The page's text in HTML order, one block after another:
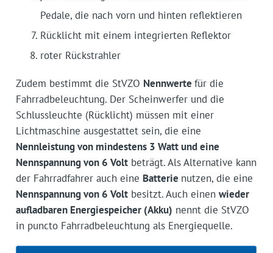
Pedale, die nach vorn und hinten reflektieren
Rücklicht mit einem integrierten Reflektor
roter Rückstrahler
Zudem bestimmt die StVZO Nennwerte für die
Fahrradbeleuchtung. Der Scheinwerfer und die
Schlussleuchte (Rücklicht) müssen mit einer
Lichtmaschine ausgestattet sein, die eine
Nennleistung von mindestens 3 Watt und eine
Nennspannung von 6 Voltbeträgt. Als Alternative kann
der Fahrradfahrer auch eine Batterie nutzen, die eine
Nennspannung von 6 Voltbesitzt. Auch einen wieder
aufladbaren Energiespeicher (Akku) nennt die StVZO
in puncto Fahrradbeleuchtung als Energiequelle.